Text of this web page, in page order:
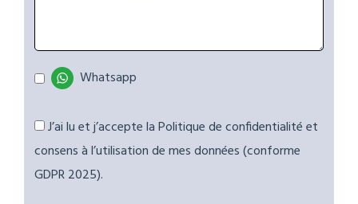
Whatsapp
J’ai lu et j’accepte la Politique de confidentialité et
consens à l’utilisation de mes données (conforme
GDPR 2025).